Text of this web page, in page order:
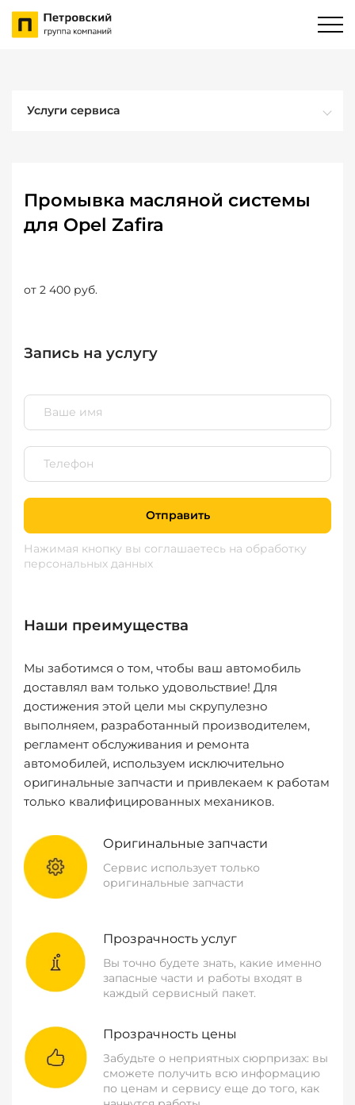
Услуги сервиса
Промывка масляной системы
для Opel Zafira
от 2 400 руб.
Запись на услугу
Отправить
Нажимая кнопку вы соглашаетесь на обработку
персональных данных
Наши преимущества
Мы заботимся о том, чтобы ваш автомобиль
доставлял вам только удовольствие! Для
достижения этой цели мы скрупулезно
выполняем, разработанный производителем,
регламент обслуживания и ремонта
автомобилей, используем исключительно
оригинальные запчасти и привлекаем к работам
только квалифицированных механиков.
Оригинальные запчасти
Сервис использует только
оригинальные запчасти
Прозрачность услуг
Вы точно будете знать, какие именно
запасные части и работы входят в
каждый сервисный пакет.
Прозрачность цены
Забудьте о неприятных сюрпризах: вы
сможете получить всю информацию
по ценам и сервису еще до того, как